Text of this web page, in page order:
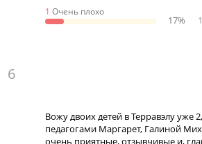
1 Очень плохо
17%
6
Вожу двоих детей в Терравэлу уже
педагогами Маргарет, Галиной
очень приятные, отзывчивые и,